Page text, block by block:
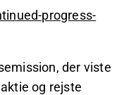
progress-
der viste
og rejste